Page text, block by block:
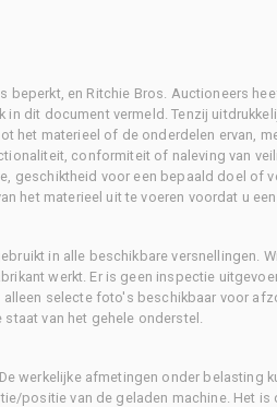
beperkt, en Ritchie Bros. Auctioneers
dit document vermeld. Tenzij
het materieel of de onderdelen ervan,
conformiteit of naleving van
geschiktheid voor een bepaald doel of
het materieel uit te voeren voordat u
in alle beschikbare versnellingen.
werkt. Er is geen inspectie
selecte foto's beschikbaar voor
van het gehele onderstel.
werkelijke afmetingen onder belasting
positie van de geladen machine. Het